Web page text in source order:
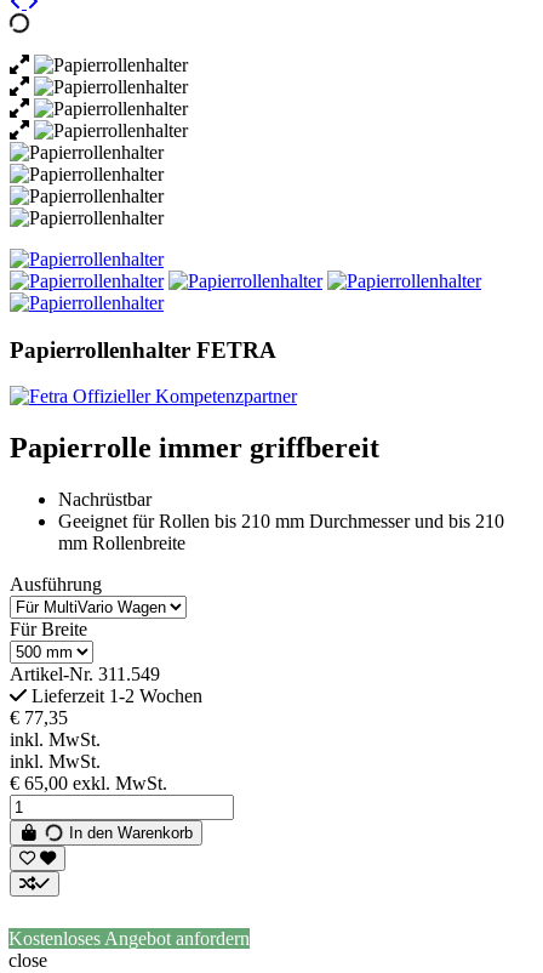
Papierrollenhalter FETRA
Papierrolle immer griffbereit
Nachrüstbar
Geeignet für Rollen bis 210 mm Durchmesser und bis 210
mm Rollenbreite
Ausführung
Für Breite
Artikel-Nr. 311.549
Lieferzeit 1-2 Wochen
€ 77,35
inkl. MwSt.
inkl. MwSt.
€ 65,00 exkl. MwSt.
In den Warenkorb
Kostenloses Angebot anfordern
close